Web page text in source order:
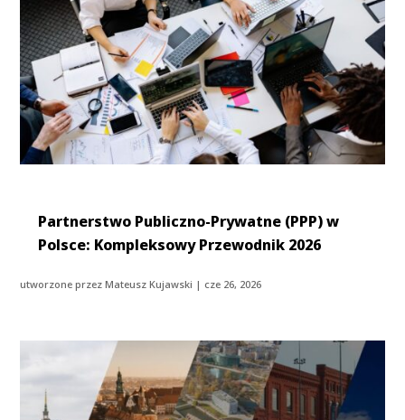
Partnerstwo Publiczno-Prywatne (PPP) w
Polsce: Kompleksowy Przewodnik 2026
utworzone przezMateusz Kujawski | cze 26, 2026